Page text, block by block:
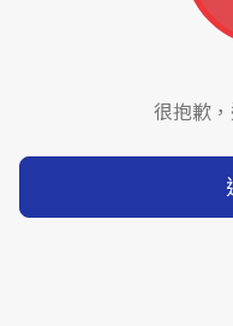
很抱歉